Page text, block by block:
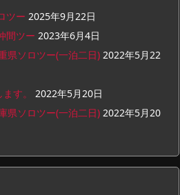
ツー 2025年9月22日
間ツー 2023年6月4日
県ソロツー(一泊二日) 2022年5月22
す。
2022年5月20日
県ソロツー(一泊二日) 2022年5月20